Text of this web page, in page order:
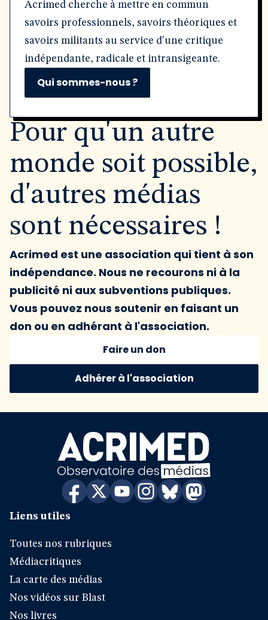
Acrimed cherche à mettre en commun
savoirs professionnels, savoirs théoriques et
savoirs militants au service d'une critique
indépendante, radicale et intransigeante.
Qui sommes-nous ?
Pour qu'un autre
monde soit possible,
d'autres médias
sont nécessaires !
Acrimed est une association qui tient à son
indépendance. Nous ne recourons ni à la
publicité ni aux subventions publiques.
Vous pouvez nous soutenir en faisant un
don ou en adhérant à l'association.
Faire un don
Adhérer à l'association
Liens utiles
Toutes nos rubriques
Médiacritiques
La carte des médias
Nos vidéos sur Blast
Nos livres